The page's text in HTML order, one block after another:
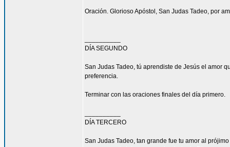
Oración. Glorioso Apóstol, San Judas Tadeo, por
DÍA SEGUNDO
San Judas Tadeo, tú aprendiste de Jesús el amor
preferencia.
Terminar con las oraciones finales del día primero.
DÍA TERCERO
San Judas Tadeo, tan grande fue tu amor al